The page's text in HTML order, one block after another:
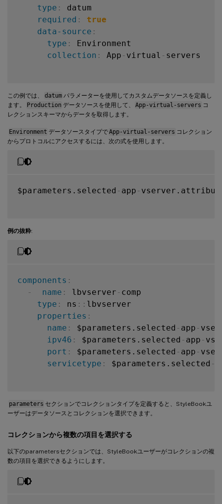
type :
datum
required :
true
data-source :
type :
Environment
collection : App - virtual - servers
この例では、 datum パラメーターを使用してカスタムデータソースを定義し
ます。
Production データソースを使用して、 App-virtual-servers コ
レクションスキーマからデータを取得します。
Environment データソースタイプでApp-virtual-servers コレクション
からプロトコルにアクセスするには、次の式を使用します。
$parameters.selected - app -
例の抜粋:
components :
-
name : lbvserver - comp
type : ns : : lbvserver
properties :
name : $parameters.selected - app -
ipv46 : $parameters.selected - app -
port : $parameters.selected - app -
servicetype : $parameters.selected -
parameters セクションでコレクションタイプを定義すると、StyleBookユ
ーザーはデータソースとコレクションを選択できます。
コレクションから複数の項目を選択する
以下のparametersセクションでは、StyleBookユーザーがコレクションの複
数の項目を選択できるようにします。